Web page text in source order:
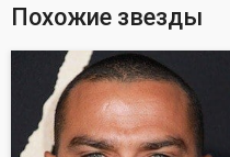
Похожие звезды